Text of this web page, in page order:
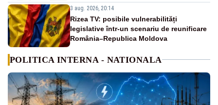
3 aug. 2026, 20:14
Rizea TV: posibile vulnerabilități
legislative într-un scenariu de reunificare
România–Republica Moldova
POLITICA INTERNA - NATIONALA